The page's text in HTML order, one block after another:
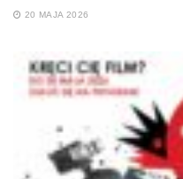
20 MAJA 2026